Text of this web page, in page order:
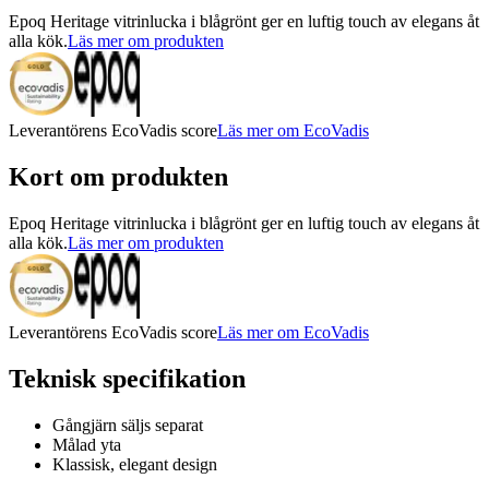
Epoq Heritage vitrinlucka i blågrönt ger en luftig touch av elegans åt
alla kök.Läs mer om produkten
Leverantörens EcoVadis scoreLäs mer om EcoVadis
Kort om produkten
Epoq Heritage vitrinlucka i blågrönt ger en luftig touch av elegans åt
alla kök.Läs mer om produkten
Leverantörens EcoVadis scoreLäs mer om EcoVadis
Teknisk specifikation
Gångjärn säljs separat
Målad yta
Klassisk, elegant design